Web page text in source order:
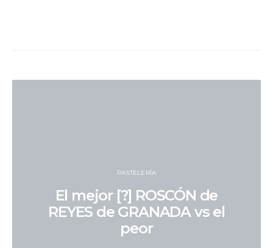
PASTELERÍA
El mejor [?] ROSCÓN de
REYES de GRANADA vs el
peor